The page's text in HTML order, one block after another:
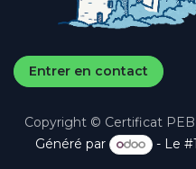
Entrer en contact
Copyright © Certificat
Généré par - Le #1